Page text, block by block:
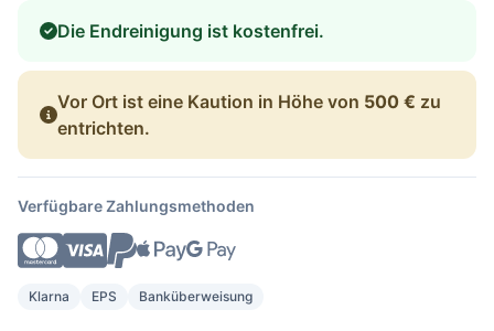
Die Endreinigung ist kostenfrei.
Vor Ort ist eine Kaution in Höhe von 500 € zu
entrichten.
Verfügbare Zahlungsmethoden
Klarna EPS Banküberweisung